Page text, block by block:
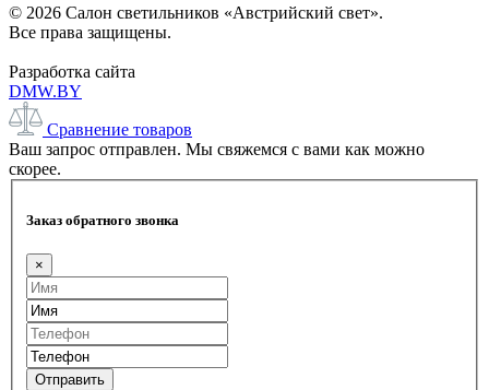
© 2026 Салон светильников «Австрийский свет».
Все права защищены.
Разработка сайта
DMW.BY
Сравнение товаров
Ваш запрос отправлен. Мы свяжемся с вами как можно
скорее.
Заказ обратного звонка
×
Отправить